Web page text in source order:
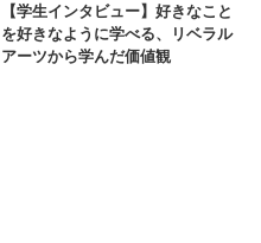
【学生インタビュー】好きなこと
を好きなように学べる、リベラル
アーツから学んだ価値観